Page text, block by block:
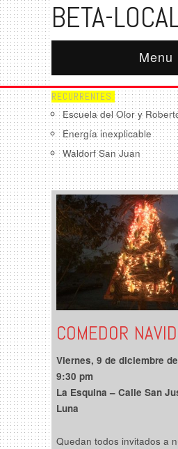
BETA-
Menu
RECURRENTES:
Escuela del Olor y
Energía inexplicable
Waldorf San Juan
COMEDOR
Viernes, 9 de diciembre
9:30 pm
La Esquina – Calle San
Luna
Quedan todos invitados a